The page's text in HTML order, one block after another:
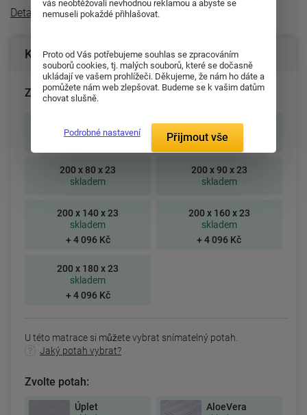
Detailní popis
Konfigurace produktu
Zvolte rozměr matrace (cm):
skladem
195 x 85 x 23
skladem
200 x 80 x 23
skladem
200 x 90 x 23
skladem
200 x 140 x 23
skladem
+ 4 096 Kč
200 x 160 x 23
skladem
+ 4 096 Kč
200 x 180 x 23
skladem
+ 4 096 Kč
U této matrace si můžete vybrat snímatelný potah.
Jaký potah vybrat?
Zvolte potah:
Úplet
AloeVera
vás neobtěžovali nevhodnou reklamou a abyste se
nemuseli pokaždé přihlašovat.
Proto od Vás potřebujeme souhlas se zpracováním
souborů cookies, tj. malých souborů, které se dočasně
ukládají ve vašem prohlížeči. Děkujeme, že nám ho dáte a
pomůžete nám web zlepšovat. Budeme se k vašim datům
chovat slušně.
Podrobné nastavení Přijmout vše